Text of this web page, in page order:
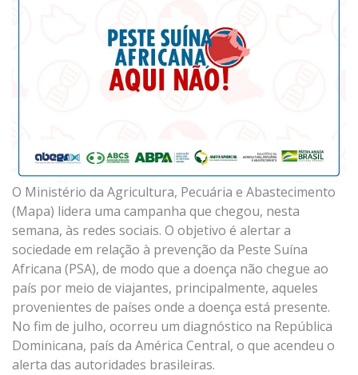
O Ministério da Agricultura, Pecuária e Abastecimento
(Mapa) lidera uma campanha que chegou, nesta
semana, às redes sociais. O objetivo é alertar a
sociedade em relação à prevenção da Peste Suína
Africana (PSA), de modo que a doença não chegue ao
país por meio de viajantes, principalmente, aqueles
provenientes de países onde a doença está presente.
No fim de julho, ocorreu um diagnóstico na República
Dominicana, país da América Central, o que acendeu o
alerta das autoridades brasileiras.